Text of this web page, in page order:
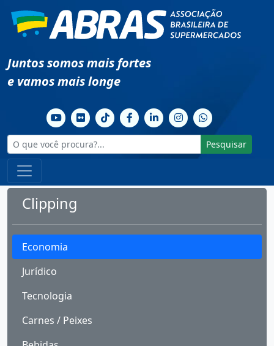
Juntos somos mais fortes
e vamos mais longe
Pesquisar
Clipping
Economia
Jurídico
Tecnologia
Carnes / Peixes